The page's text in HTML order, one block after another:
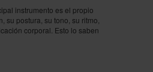
instrumento es el propio
postura, su tono, su ritmo,
corporal. Esto lo saben